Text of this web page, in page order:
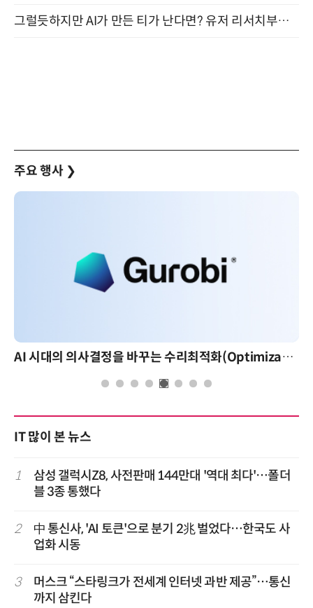
그럴듯하지만 AI가 만든 티가 난다면? 유저 리서치부터 배포까지! (9/15)
주요 행사 ❯
AI 시대의 의사결정을 바꾸는 수리최적화(Optimization): 실제 산업 적용 사례와 활용 전략
IT 많이 본 뉴스
1
삼성 갤럭시Z8, 사전판매 144만대 '역대 최다'…폴더
블 3종 통했다
2
中 통신사, 'AI 토큰'으로 분기 2兆 벌었다…한국도 사
업화 시동
3
머스크 “스타링크가 전세계 인터넷 과반 제공”…통신
까지 삼킨다